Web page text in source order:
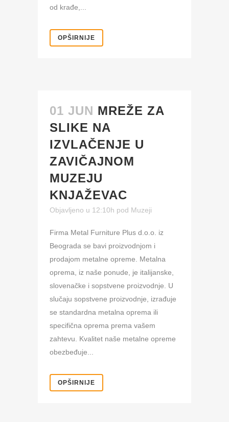
od krađe,...
OPŠIRNIJE
01 JUN MREŽE ZA
SLIKE NA
IZVLAČENJE U
ZAVIČAJNOM
MUZEJU
KNJAŽEVAC
Objavljeno u 12:10h pod Muzeji
Firma Metal Furniture Plus d.o.o. iz
Beograda se bavi proizvodnjom i
prodajom metalne opreme. Metalna
oprema, iz naše ponude, je italijanske,
slovenačke i sopstvene proizvodnje. U
slučaju sopstvene proizvodnje, izrađuje
se standardna metalna oprema ili
specifična oprema prema vašem
zahtevu. Kvalitet naše metalne opreme
obezbeđuje...
OPŠIRNIJE